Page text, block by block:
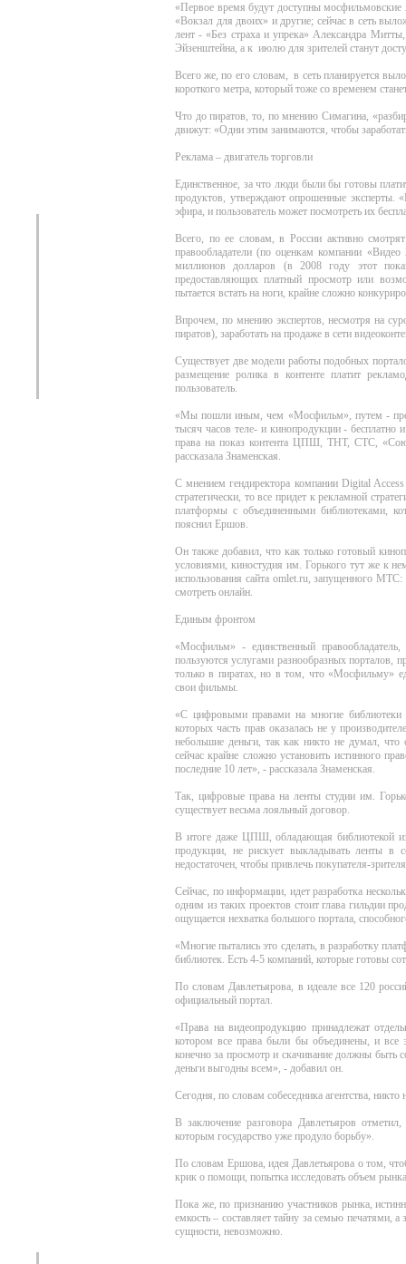
«Первое время будут доступны
«Вокзал для двоих» и другие; сейчас в сеть
лент - «Без страха и упрека» Александра
Эйзенштейна, а к июлю для зрителей станут
Всего же, по его словам, в сеть планируется
короткого метра, который тоже со временем
Что до пиратов, то, по мнению Симагина,
движут: «Одни этим занимаются, чтобы
Реклама – двигатель торговли
Единственное, за что люди были бы готовы
продуктов, утверждают опрошенные эксперты.
эфира, и пользователь может посмотреть их
Всего, по ее словам, в России активно
правообладатели (по оценкам компании
миллионов долларов (в 2008 году этот
предоставляющих платный просмотр или
пытается встать на ноги, крайне сложно
Впрочем, по мнению экспертов, несмотря на
пиратов), заработать на продаже в сети
Существует две модели работы подобных
размещение ролика в контенте платит
пользователь.
«Мы пошли иным, чем «Мосфильм», путем -
тысяч часов теле- и кинопродукции -
права на показ контента ЦПШ, ТНТ, СТС,
рассказала Знаменская.
С мнением гендиректора компании Digital
стратегически, то все придет к рекламной
платформы с объединенными библиотеками,
пояснил Ершов.
Он также добавил, что как только готовый
условиями, киностудия им. Горького тут же к
использования сайта omlet.ru, запущенного МТС:
смотреть онлайн.
Единым фронтом
«Мосфильм» - единственный
пользуются услугами разнообразных порталов,
только в пиратах, но в том, что «Мосфильму»
свои фильмы.
«C цифровыми правами на многие библиотеки
которых часть прав оказалась не у
небольшие деньги, так как никто не думал,
сейчас крайне сложно установить истинного
последние 10 лет», - рассказала Знаменская.
Так, цифровые права на ленты студии им.
существует весьма лояльный договор.
В итоге даже ЦПШ, обладающая библиотекой
продукции, не рискует выкладывать ленты в
недостаточен, чтобы привлечь покупателя-
Сейчас, по информации, идет разработка
одним из таких проектов стоит глава гильдии
ощущается нехватка большого портала,
«Многие пытались это сделать, в разработку
библиотек. Есть 4-5 компаний, которые готовы
По словам Давлетьярова, в идеале все 120
официальный портал.
«Права на видеопродукцию принадлежат
котором все права были бы объединены, и все
конечно за просмотр и скачивание должны быть
деньги выгодны всем», - добавил он.
Сегодня, по словам собеседника агентства, никто
В заключение разговора Давлетьяров
которым государство уже продуло борьбу».
По словам Ершова, идея Давлетьярова о том,
крик о помощи, попытка исследовать объем
Пока же, по признанию участников рынка,
емкость – составляет тайну за семью печатями,
сущности, невозможно.